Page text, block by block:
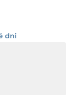
dni